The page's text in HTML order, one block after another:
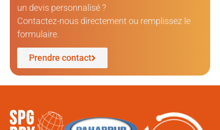
un devis personnalisé ?
Contactez-nous directement ou remplissez le
formulaire.
Prendre contact